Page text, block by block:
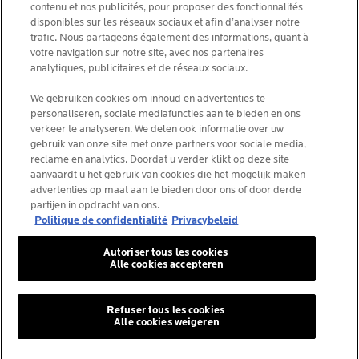
CHOISIS TON PAYS
La Roche-Posay Laboratoire Dermatologique CAI
86270 La Roche-Posay France
*IQVIA NPA, dermo-cosmétiques, canal pharmacie
Belgique, volume de produits prescrits par les
dermatologues. YTD 08/2025, Belgique
© La Roche-Posay
© Centre thermal de La Roche-Posay
© Thinkstock
contenu et nos publicités, pour proposer des fonctionnalités
disponibles sur les réseaux sociaux et afin d’analyser notre
trafic. Nous partageons également des informations, quant à
votre navigation sur notre site, avec nos partenaires
analytiques, publicitaires et de réseaux sociaux.
We gebruiken cookies om inhoud en advertenties te
personaliseren, sociale mediafuncties aan te bieden en ons
verkeer te analyseren. We delen ook informatie over uw
gebruik van onze site met onze partners voor sociale media,
reclame en analytics. Doordat u verder klikt op deze site
aanvaardt u het gebruik van cookies die het mogelijk maken
advertenties op maat aan te bieden door ons of door derde
partijen in opdracht van ons.
Politique de confidentialité Privacybeleid
Refuser tous les cookies
Alle cookies weigeren
Autoriser tous les cookies
Alle cookies accepteren